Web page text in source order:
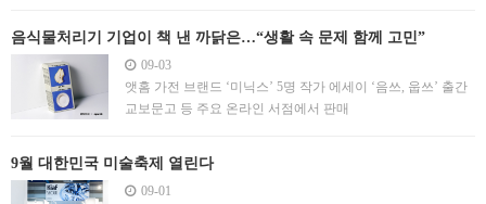
음식물처리기 기업이 책 낸 까닭은…“생활 속 문제 함께 고민”
09-03
앳홈 가전 브랜드 ‘미닉스’ 5명 작가 에세이 ‘음쓰, 웁쓰’ 출간
교보문고 등 주요 온라인 서점에서 판매
9월 대한민국 미술축제 열린다
09-01